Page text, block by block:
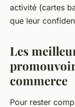
activité (cartes
que leur
Les
commerce
Pour rester